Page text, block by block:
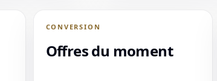
CONVERSION
Offres du moment